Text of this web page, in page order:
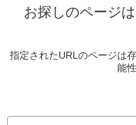
お探しのページ
指定されたURLのページは
能